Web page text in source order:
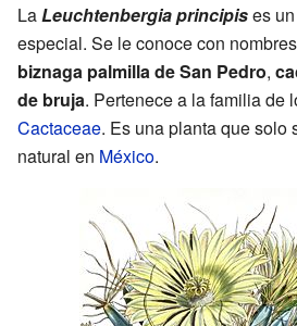
LaLeuchtenbergia principises
especial. Se le conoce con
biznaga palmilla de San Pedro,
de bruja. Pertenece a la familia de
Cactaceae. Es una planta que solo
natural en México.